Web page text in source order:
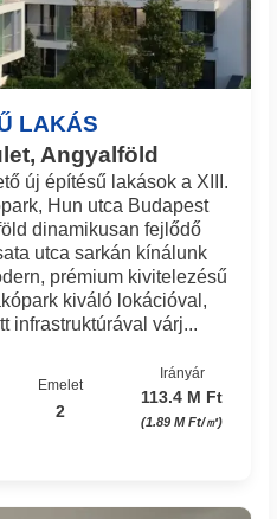
LAKÁS
Angyalföld
új építésű lakások a XIII.
Hun utca Budapest
dinamikusan fejlődő
utca sarkán kínálunk
prémium kivitelezésű
kiváló lokációval,
infrastruktúrával várj...
Emelet
2
Irányár
113.4 M Ft
(1.89 M Ft/㎡)